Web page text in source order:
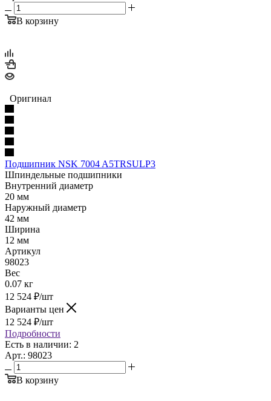
В корзину
Оригинал
Подшипник NSK 7004 A5TRSULP3
Шпиндельные подшипники
Внутренний диаметр
20 мм
Наружный диаметр
42 мм
Ширина
12 мм
Артикул
98023
Вес
0.07 кг
12 524 ₽/шт
Варианты цен
12 524 ₽/шт
Подробности
Есть в наличии: 2
Арт.: 98023
В корзину